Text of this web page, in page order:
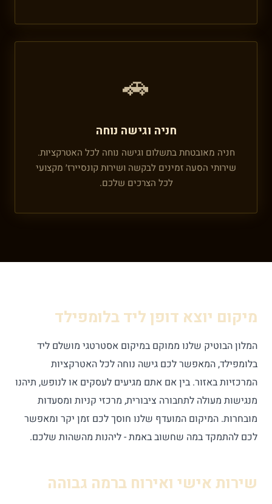
🚗
חניה וגישה נוחה
חניה מאובטחת בתשלום וגישה נוחה לכל האטרקציות.
שירותי הסעה זמינים לבקשה ושירות קונסיירז׳ מקצועי
לכל הצרכים שלכם.
מיקום יוצא דופן ליד בלומפילד
המלון הבוטיק שלנו ממוקם במיקום אסטרטגי מושלם ליד
בלומפילד, המאפשר לכם גישה נוחה לכל האטרקציות
המרכזיות באזור. בין אם אתם מגיעים לעסקים או לנופש, תיהנו
מנגישות מעולה לתחבורה ציבורית, מרכזי קניות ומסעדות
מובחרות. המיקום המועדף שלנו חוסך לכם זמן יקר ומאפשר
לכם להתמקד במה שחשוב באמת - ליהנות מהשהות שלכם.
שירות אישי ואירוח ברמה גבוהה